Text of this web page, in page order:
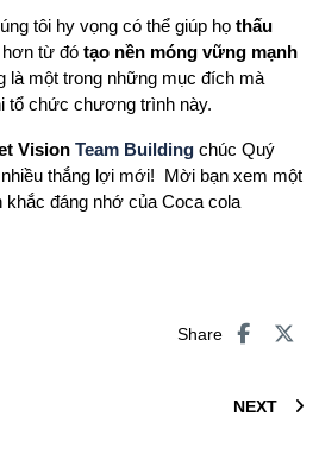
tôi hy vọng có thể giúp họ thấu
từ đó tạo nền móng vững mạnh
là một trong những mục đích mà
tổ chức chương trình này.
Vision Team Building chúc Quý
thắng lợi mới! Mời bạn xem một
khắc đáng nhớ của Coca cola
Share
NEXT